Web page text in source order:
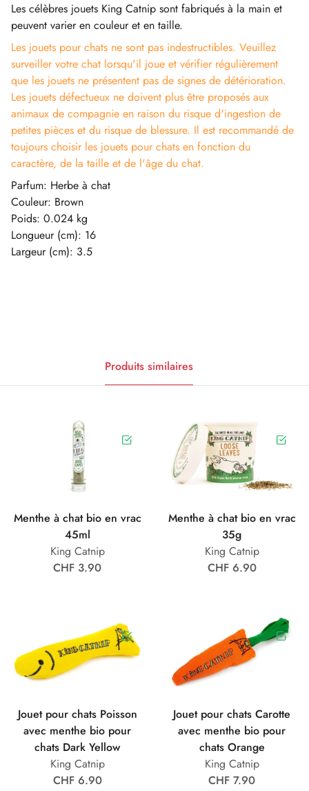
Les célèbres jouets King Catnip sont fabriqués à la main et
peuvent varier en couleur et en taille.
Les jouets pour chats ne sont pas indestructibles. Veuillez
surveiller votre chat lorsqu'il joue et vérifier régulièrement
que les jouets ne présentent pas de signes de détérioration.
Les jouets défectueux ne doivent plus être proposés aux
animaux de compagnie en raison du risque d'ingestion de
petites pièces et du risque de blessure. Il est recommandé de
toujours choisir les jouets pour chats en fonction du
caractère, de la taille et de l'âge du chat.
Parfum: Herbe à chat
Couleur: Brown
Poids: 0.024 kg
Longueur (cm): 16
Largeur (cm): 3.5
Produits similaires
Menthe à chat bio en vrac
45ml
King Catnip
CHF 3.90
Menthe à chat bio en vrac
35g
King Catnip
CHF 6.90
Jouet pour chats Poisson
avec menthe bio pour
chats Dark Yellow
King Catnip
CHF 6.90
Jouet pour chats Carotte
avec menthe bio pour
chats Orange
King Catnip
CHF 7.90